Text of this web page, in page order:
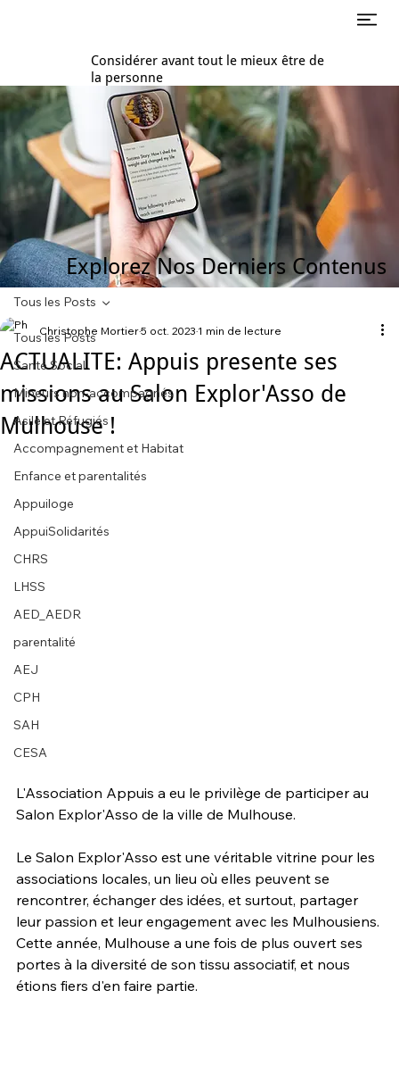
Considérer avant tout le mieux être de
la personne
Explorez Nos Derniers Contenus
Tous les Posts
Santé Social
Mineurs non-accompagnés
Asile et Réfugiés
Accompagnement et Habitat
Enfance et parentalités
Appuiloge
AppuiSolidarités
CHRS
LHSS
AED_AEDR
parentalité
AEJ
CPH
SAH
CESA
Tous les Posts
ACTUALITE: Appuis presente ses
missions au Salon Explor'Asso de
Mulhouse !
Christophe Mortier5 oct. 2023 1 min de lecture
L'Association Appuis a eu le privilège de participer au
Salon Explor'Asso de la ville de Mulhouse.
Le Salon Explor'Asso est une véritable vitrine pour les
associations locales, un lieu où elles peuvent se
rencontrer, échanger des idées, et surtout, partager
leur passion et leur engagement avec les Mulhousiens.
Cette année, Mulhouse a une fois de plus ouvert ses
portes à la diversité de son tissu associatif, et nous
étions fiers d'en faire partie.